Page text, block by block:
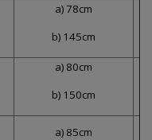
a) 78cm
b) 145cm
a) 80cm
b) 150cm
a) 85cm